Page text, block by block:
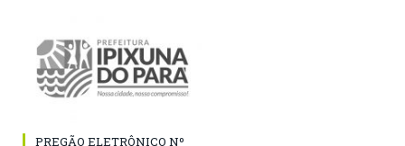
PREGÃO ELETRÔNICO Nº